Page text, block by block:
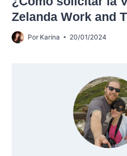
Zelanda Work and
Por Karina 20/01/2024